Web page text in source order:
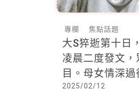
專欄 焦點話題
大S猝逝第十日
凌晨二度發文，
目。母女情深過
承大S最讓她牽
2025/02/12